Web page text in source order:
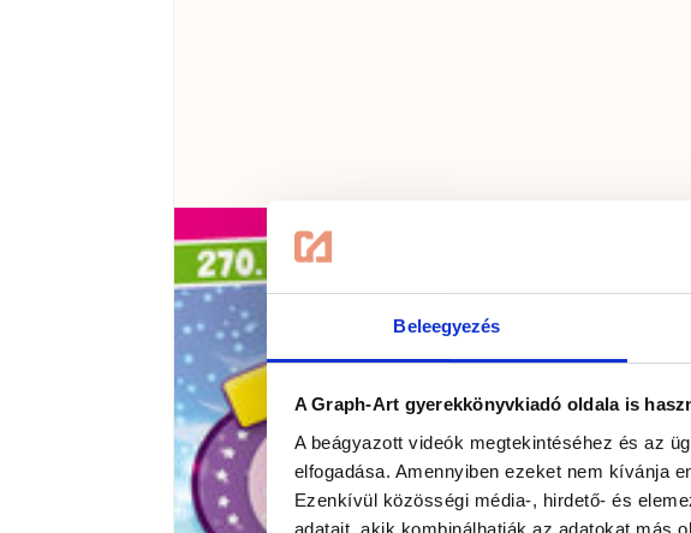
Beleegyezés
A Graph-Art gyerekkönyvkiadó oldala is
A beágyazott videók megtekintéséhez és az
elfogadása. Amennyiben ezeket nem kívánja
Ezenkívül közösségi média-, hirdető- és
adatait, akik kombinálhatják az adatokat más